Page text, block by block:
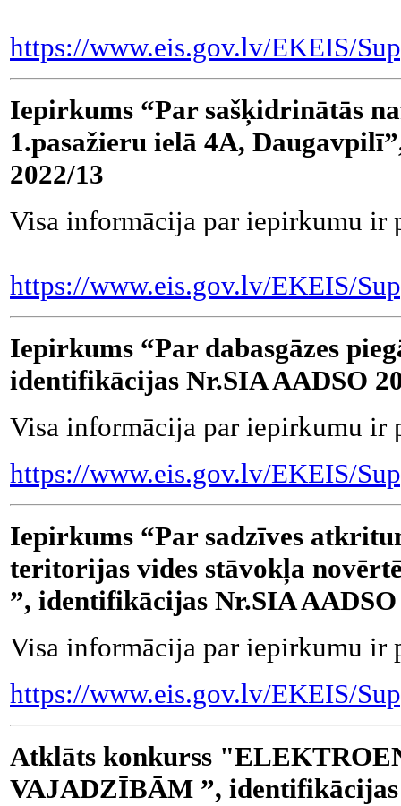
https://www.eis.gov.lv/EKEIS/
Iepirkums “Par sašķidrinātās
1.pasažieru ielā 4A,
2022/13
Visa informācija par iepirkumu ir
https://www.eis.gov.lv/EKEIS/
Iepirkums “Par dabasgāzes
identifikācijas Nr.SIA AADSO
Visa informācija par iepirkumu ir
https://www.eis.gov.lv/EKEIS/
Iepirkums “Par sadzīves
teritorijas vides stāvokļa
”, identifikācijas Nr.SIA AADSO
Visa informācija par iepirkumu ir
https://www.eis.gov.lv/EKEIS/
Atklāts konkurss
VAJADZĪBĀM ”, identifikācijas